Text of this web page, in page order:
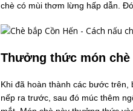
chè có mùi thơm lừng hấp dẫn.
Thưởng thức món chè
Khi đã hoàn thành các bước trên,
nếp ra trước, sau đó múc thêm